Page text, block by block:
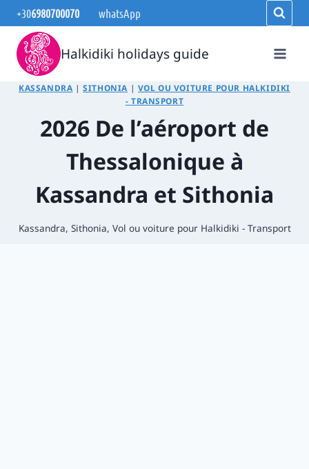
Aller
au
contenu
+306980700070 whatsApp
Halkidiki holidays guide
KASSANDRA |SITHONIA | VOL OU VOITURE POUR HALKIDIKI
- TRANSPORT
2026 De l’aéroport de
Thessalonique à
Kassandra et Sithonia
Kassandra, Sithonia, Vol ou voiture pour Halkidiki - Transport